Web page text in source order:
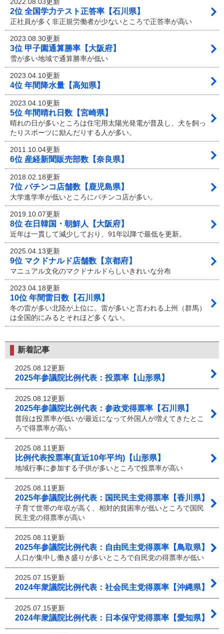
2位 全国学力テスト正答率【石川県】
正社員が多く非正規労働者が少ないところで正答率が高い
2023.08.30更新
3位 甲子園通算勝率【大阪府】
雪が多い地域で通算勝率が低い
2023.04.10更新
4位 年間降水量【高知県】
2023.04.10更新
5位 年間晴れ日数【宮崎県】
晴れの日が多いところは住宅用太陽光発電が普及し、犬を飼っ
たりスポーツに励んだりする人が多い。
2011.10.04更新
6位 産経新聞販売部数【奈良県】
2018.02.18更新
7位 パチンコ店舗数【鹿児島県】
大学進学率が低いところにパチンコ店が多い。
2019.10.07更新
8位 在日韓国・朝鮮人【大阪府】
近年は一貫して減少しており、91年以降で最低を更新。
2025.04.13更新
9位 マクドナルド店舗数【京都府】
マニュアル文化のマクドナルドらしいきれいな分布
2023.04.18更新
10位 年間雷日数【石川県】
冬の雷が多い北陸が上位に。雷が多いと言われる上州（群馬）
は全国的にみるとそれほど多くない。
新着記事
2025.08.12更新
2025年参議院比例代表：投票率【山形県】
2025.08.12更新
2025年参議院比例代表：参政党得票率【石川県】
普段は投票率が低いが最近になって外国人が増えてきたとこ
ろで得票率が高い
2025.08.11更新
比例代表投票率(直近10年平均)【山形県】
地域行事に参加する子供が多いところで投票率が高い
2025.08.11更新
2025年参議院比例代表：国民民主党得票率【香川県】
子育て世帯の年収が高く、相対的貧困率が低いところで国民
民主党の得票率が高い
2025.08.11更新
2025年参議院比例代表：自由民主党得票率【鳥取県】
人口が集中し働き盛りが多いところで自民党の得票率が低い
2025.07.15更新
2024年衆議院比例代表：社会民主党得票率【沖縄県】
2025.07.15更新
2024年衆議院比例代表：日本保守党得票率【愛知県】